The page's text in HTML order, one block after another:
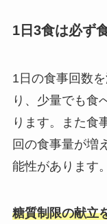
1日3食は必ず
1日の食事回数
り、少量でも食
ります。また食
回の食事量が増
能性があります。
糖質制限の献立